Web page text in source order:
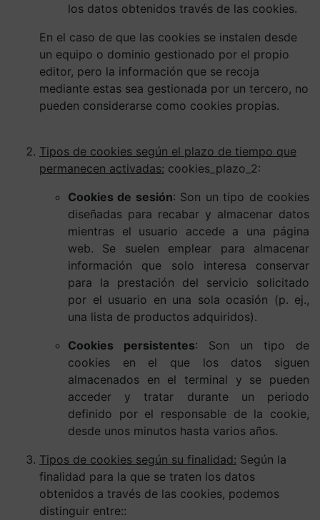
los datos obtenidos través de las cookies.
En el caso de que las cookies se instalen desde
un equipo o dominio gestionado por el propio
editor, pero la información que se recoja
mediante estas sea gestionada por un tercero, no
pueden considerarse como cookies propias.
Tipos de cookies según el plazo de tiempo que
permanecen activadas: cookies_plazo_2:
Cookies de sesión: Son un tipo de cookies
diseñadas para recabar y almacenar datos
mientras el usuario accede a una página
web. Se suelen emplear para almacenar
información que solo interesa conservar
para la prestación del servicio solicitado
por el usuario en una sola ocasión (p. ej.,
una lista de productos adquiridos).
Cookies persistentes: Son un tipo de
cookies en el que los datos siguen
almacenados en el terminal y se pueden
acceder y tratar durante un periodo
definido por el responsable de la cookie,
desde unos minutos hasta varios años.
Tipos de cookies según su finalidad: Según la
finalidad para la que se traten los datos
obtenidos a través de las cookies, podemos
distinguir entre::